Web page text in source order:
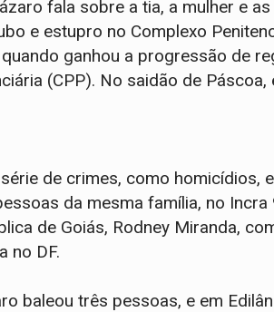
fala sobre a tia, a mulher e
e estupro no Complexo
ganhou a progressão de
(CPP). No saidão de
de crimes, como homicídios,
da mesma família, no Incra
de Goiás, Rodney Miranda,
no DF.
baleou três pessoas, e em